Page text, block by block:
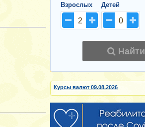
Взрослых
2
Детей
0
Найти
Курсы валют 09.08.2026